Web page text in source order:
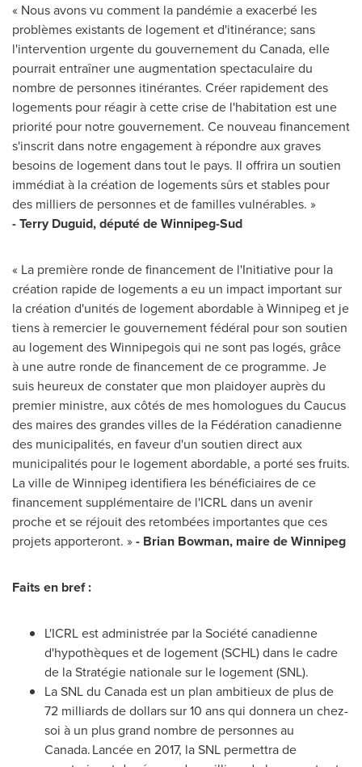
« Nous avons vu comment la pandémie a exacerbé les
problèmes existants de logement et d'itinérance; sans
l'intervention urgente du gouvernement du Canada, elle
pourrait entraîner une augmentation spectaculaire du
nombre de personnes itinérantes. Créer rapidement des
logements pour réagir à cette crise de l'habitation est une
priorité pour notre gouvernement. Ce nouveau financement
s'inscrit dans notre engagement à répondre aux graves
besoins de logement dans tout le pays. Il offrira un soutien
immédiat à la création de logements sûrs et stables pour
des milliers de personnes et de familles vulnérables. »
- Terry Duguid, député de Winnipeg-Sud
« La première ronde de financement de l'Initiative pour la
création rapide de logements a eu un impact important sur
la création d'unités de logement abordable àWinnipeg et je
tiens à remercier le gouvernement fédéral pour son soutien
au logement des Winnipegois qui ne sont pas logés, grâce
à une autre ronde de financement de ce programme. Je
suis heureux de constater que mon plaidoyer auprès du
premier ministre, aux côtés de mes homologues du Caucus
des maires des grandes villes de la Fédération canadienne
des municipalités, en faveur d'un soutien direct aux
municipalités pour le logement abordable, a porté ses fruits.
La ville deWinnipeg identifiera les bénéficiaires de ce
financement supplémentaire de l'ICRL dans un avenir
proche et se réjouit des retombées importantes que ces
projets apporteront. »- Brian Bowman, maire deWinnipeg
Faits en bref :
L'ICRL est administrée par la Société canadienne
d'hypothèques et de logement (SCHL) dans le cadre
de la Stratégie nationale sur le logement (SNL).
La SNL du Canadaest un plan ambitieux de plus de
72 milliards de dollars sur 10 ans qui donnera un chez-
soi à un plus grand nombre de personnes au
Canada. Lancée en 2017, la SNL permettra de